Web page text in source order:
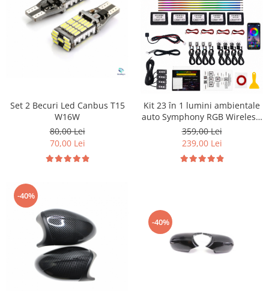
Set 2 Becuri Led Canbus T15
W16W
80,00 Lei
70,00 Lei
Kit 23 în 1 lumini ambientale
auto Symphony RGB Wireless,
benzi acrilice LED, iluminare
bord, uși, mânere și picioare,
control prin aplicație
359,00 Lei
239,00 Lei
-40%
-40%